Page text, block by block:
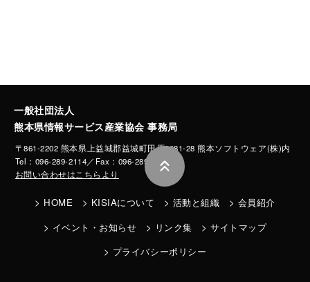
一般社団法人
熊本県情報サービス産業協会 事務局
〒861-2202 熊本県上益城郡益城町田原2081-28 熊本ソフトウェア(株)内
Tel：096-289-2114／Fax：096-289-2101
お問い合わせはこちらより
HOME KISIAについて 活動と組織
会員紹介
イベント・お知らせ
リンク集
サイトマップ
プライバシーポリシー